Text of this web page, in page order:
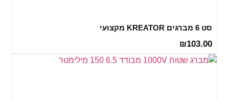
סט 6 מברגים KREATOR מקצועי
₪103.00